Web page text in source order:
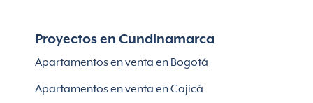
Apartamentos en venta en Soledad
Proyectos en Cundinamarca
Apartamentos en venta en Bogotá
Apartamentos en venta en Cajicá